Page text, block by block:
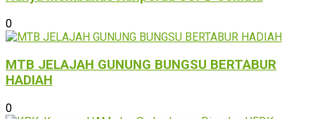
0
MTB JELAJAH GUNUNG BUNGSU BERTABUR
HADIAH
0